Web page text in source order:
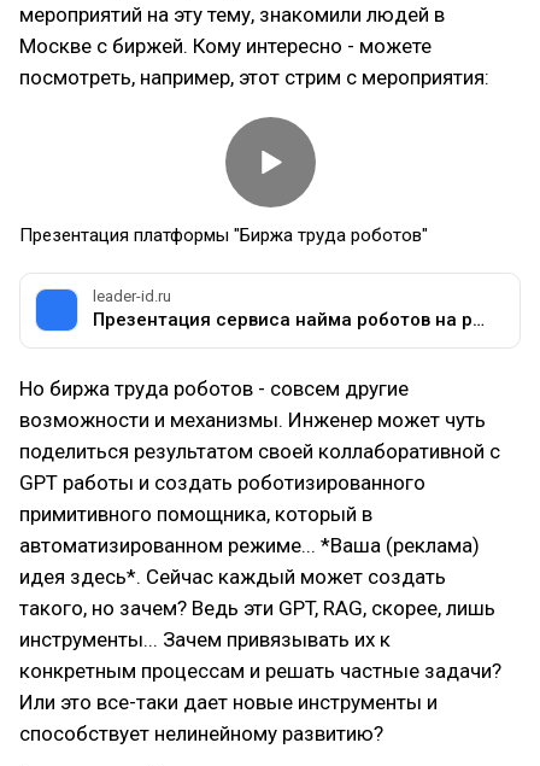
мероприятий на эту тему, знакомили людей в
Москве с биржей. Кому интересно - можете
посмотреть, например, этот стрим с мероприятия:
Презентация платформы "Биржа труда роботов"
leader-id.ru
Презентация сервиса найма роботов на работу в компании
Но биржа труда роботов - совсем другие
возможности и механизмы. Инженер может чуть
поделиться результатом своей коллаборативной с
GPT работы и создать роботизированного
примитивного помощника, который в
автоматизированном режиме... *Ваша (реклама)
идея здесь*. Сейчас каждый может создать
такого, но зачем? Ведь эти GPT, RAG, скорее, лишь
инструменты... Зачем привязывать их к
конкретным процессам и решать частные задачи?
Или это все-таки дает новые инструменты и
способствует нелинейному развитию?